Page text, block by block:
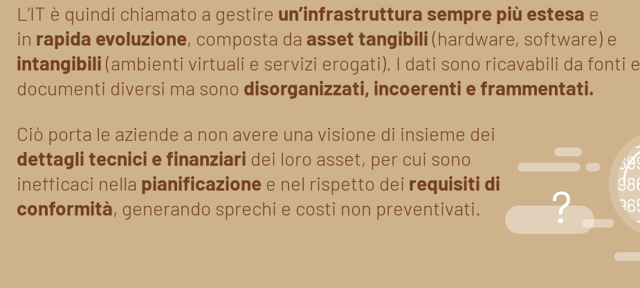
L’IT è quindi chiamato a gestire un’infrastruttura sempre più estesa e
in rapida evoluzione, composta da asset tangibili (hardware, software) e
intangibili (ambienti virtuali e servizi erogati). I dati sono ricavabili da fonti e
documenti diversi ma sono disorganizzati, incoerenti e frammentati.
Ciò porta le aziende a non avere una visione di insieme dei
dettagli tecnici e finanziari dei loro asset, per cui sono
inefficaci nella pianificazione e nel rispetto dei requisiti di
conformità, generando sprechi e costi non preventivati.